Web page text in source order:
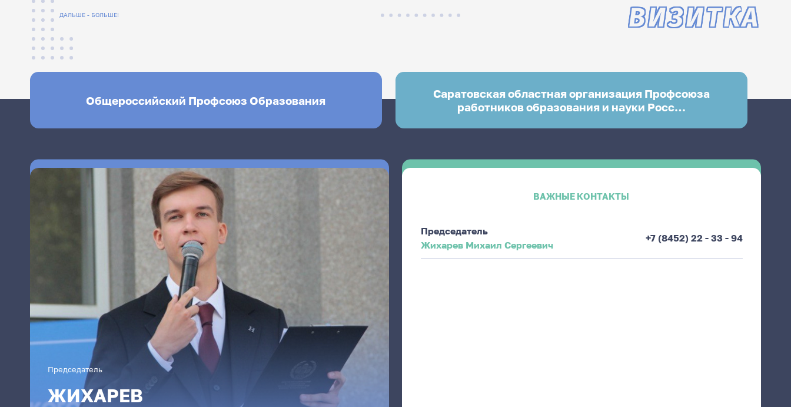
ДАЛЬШЕ - БОЛЬШЕ! ВИЗИТКА
Общероссийский Профсоюз Образования
Саратовская областная организация Профсоюза
работников образования и науки Росс…
Председатель
ЖИХАРЕВ
ВАЖНЫЕ КОНТАКТЫ
Председатель
Жихарев Михаил Сергеевич
+7 (8452) 22 - 33 - 94